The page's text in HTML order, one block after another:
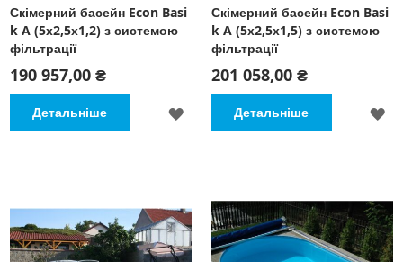
Скімерний басейн Econ Basi
k A (5х2,5х1,2) з системою
фільтрації
190 957,00 ₴
Детальніше
ДОДАТИ
БАЖАНЬ
Скімерний басейн Econ Basi
k A (5х2,5х1,5) з системою
фільтрації
201 058,00 ₴
Детальніше